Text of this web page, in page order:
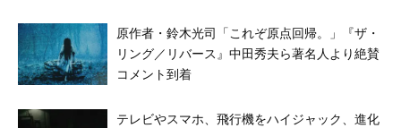
原作者・鈴木光司「これぞ原点回帰。」『ザ・
リング／リバース』中田秀夫ら著名人より絶賛
コメント到着
テレビやスマホ、飛行機をハイジャック、進化